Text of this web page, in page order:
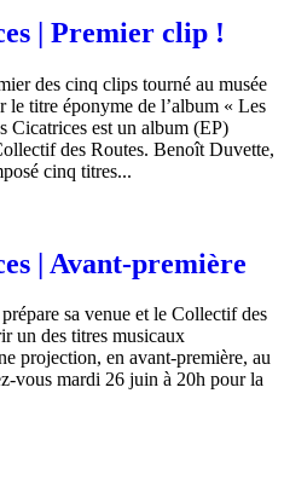
| Premier clip !
des cinq clips tourné au musée
titre éponyme de l’album « Les
Cicatrices est un album (EP)
des Routes. Benoît Duvette,
cinq titres...
| Avant-première
sa venue et le Collectif des
un des titres musicaux
projection, en avant-première, au
vous mardi 26 juin à 20h pour la